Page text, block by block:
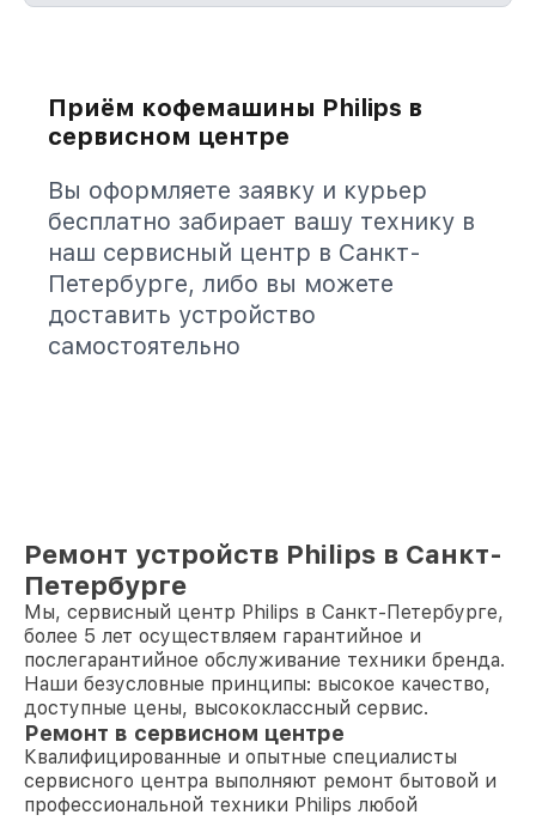
Приём кофемашины Philips в
сервисном центре
Вы оформляете заявку и курьер
бесплатно забирает вашу технику в
наш сервисный центр в Санкт-
Петербурге, либо вы можете
доставить устройство
самостоятельно
Ремонт устройств Philips в Санкт-
Петербурге
Мы, сервисный центр Philips в Санкт-Петербурге,
более 5 лет осуществляем гарантийное и
послегарантийное обслуживание техники бренда.
Наши безусловные принципы: высокое качество,
доступные цены, высококлассный сервис.
Ремонт в сервисном центре
Квалифицированные и опытные специалисты
сервисного центра выполняют ремонт бытовой и
профессиональной техники Philips любой